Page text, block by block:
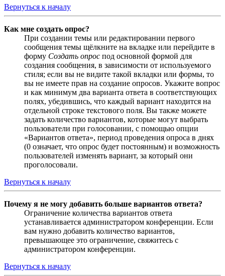
Вернуться к началу
Как мне создать опрос?
При создании темы или редактировании первого
сообщения темы щёлкните на вкладке или перейдите в
форму Создать опрос под основной формой для
создания сообщения, в зависимости от используемого
стиля; если вы не видите такой вкладки или формы, то
вы не имеете прав на создание опросов. Укажите вопрос
и как минимум два варианта ответа в соответствующих
полях, убедившись, что каждый вариант находится на
отдельной строке текстового поля. Вы также можете
задать количество вариантов, которые могут выбрать
пользователи при голосовании, с помощью опции
«Вариантов ответа», период проведения опроса в днях
(0 означает, что опрос будет постоянным) и возможность
пользователей изменять вариант, за который они
проголосовали.
Вернуться к началу
Почему я не могу добавить больше вариантов ответа?
Ограничение количества вариантов ответа
устанавливается администратором конференции. Если
вам нужно добавить количество вариантов,
превышающее это ограничение, свяжитесь с
администратором конференции.
Вернуться к началу